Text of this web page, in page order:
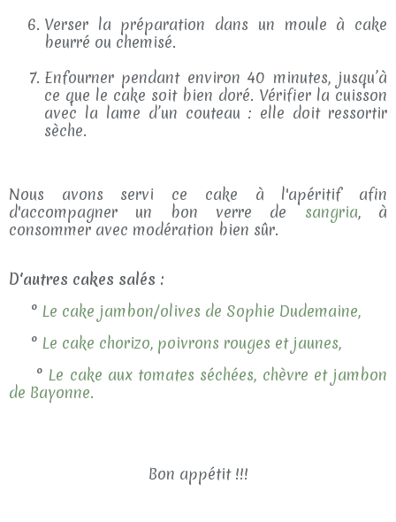
Verser la préparation dans un moule à cake
beurré ou chemisé.
Enfourner pendant environ 40 minutes, jusqu’à
ce que le cake soit bien doré. Vérifier la cuisson
avec la lame d’un couteau : elle doit ressortir
sèche.
Nous avons servi ce cake à l'apéritif afin
d'accompagner un bon verre de sangria, à
consommer avec modération bien sûr.
D'autres cakes salés :
° Le cake jambon/olives de Sophie Dudemaine,
° Le cake chorizo, poivrons rouges et jaunes,
° Le cake aux tomates séchées, chèvre et jambon
de Bayonne.
Bon appétit !!!